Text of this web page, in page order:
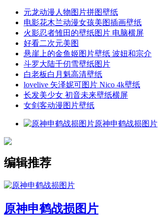
元龙动漫人物图片拼图壁纸
电影花木兰动漫女孩美图插画壁纸
火影忍者雏田的壁纸图片 电脑横屏
好看二次元美图
悬崖上的金鱼姬图片壁纸 波妞和宗介
斗罗大陆千仞雪壁纸图片
白老板白月魁高清壁纸
lovelive 矢泽妮可图片 Nico 4k壁纸
长发美少女 初音未来壁纸横屏
女剑客动漫图片壁纸
原神申鹤战损图片
编辑推荐
原神申鹤战损图片